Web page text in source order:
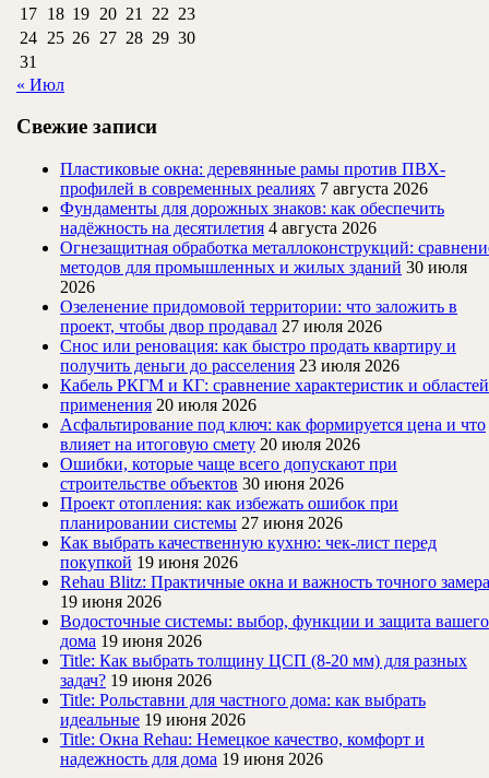
17 18 19 20 21 22 23
24 25 26 27 28 29 30
31
« Июл
Свежие записи
Пластиковые окна: деревянные рамы против ПВХ-
профилей в современных реалиях 7 августа 2026
Фундаменты для дорожных знаков: как обеспечить
надёжность на десятилетия 4 августа 2026
Огнезащитная обработка металлоконструкций:
методов для промышленных и жилых зданий 30 июля
2026
Озеленение придомовой территории: что заложить в
проект, чтобы двор продавал 27 июля 2026
Снос или реновация: как быстро продать квартиру и
получить деньги до расселения 23 июля 2026
Кабель РКГМ и КГ: сравнение характеристик и областей
применения 20 июля 2026
Асфальтирование под ключ: как формируется цена и что
влияет на итоговую смету 20 июля 2026
Ошибки, которые чаще всего допускают при
строительстве объектов 30 июня 2026
Проект отопления: как избежать ошибок при
планировании системы 27 июня 2026
Как выбрать качественную кухню: чек-лист перед
покупкой 19 июня 2026
Rehau Blitz: Практичные окна и важность точного замера
19 июня 2026
Водосточные системы: выбор, функции и защита вашего
дома 19 июня 2026
Title: Как выбрать толщину ЦСП (8-20 мм) для разных
задач? 19 июня 2026
Title: Рольставни для частного дома: как выбрать
идеальные 19 июня 2026
Title: Окна Rehau: Немецкое качество, комфорт и
надежность для дома 19 июня 2026